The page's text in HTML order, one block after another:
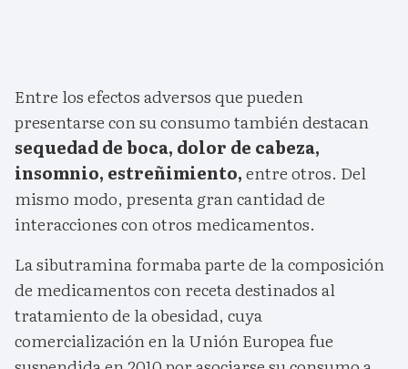
Entre los efectos adversos que pueden
presentarse con su consumo también destacan
sequedad de boca, dolor de cabeza,
insomnio, estreñimiento,entre otros. Del
mismo modo, presenta gran cantidad de
interacciones con otros medicamentos.
La sibutramina formaba parte de la composición
de medicamentos con receta destinados al
tratamiento de la obesidad, cuya
comercialización en la Unión Europea fue